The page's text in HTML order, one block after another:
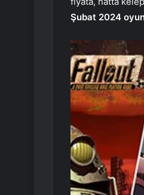
Şubat 2024